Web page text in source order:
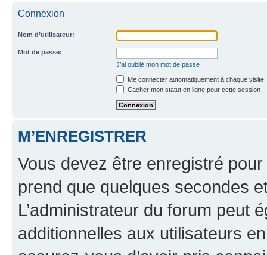
Connexion
Nom d’utilisateur:
Mot de passe:
J’ai oublié mon mot de passe
Me connecter automatiquement à chaque visite
Cacher mon statut en ligne pour cette session
M’ENREGISTRER
Vous devez être enregistré
prend que quelques secondes
L’administrateur du forum peut
additionnelles aux utilisateurs